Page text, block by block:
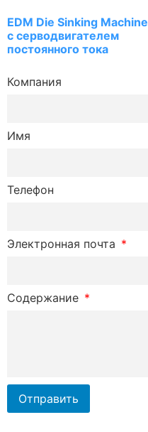
EDM Die Sinking Machine
с серводвигателем
постоянного тока
Компания
Имя
Телефон
Электронная почта
Содержание
Отправить